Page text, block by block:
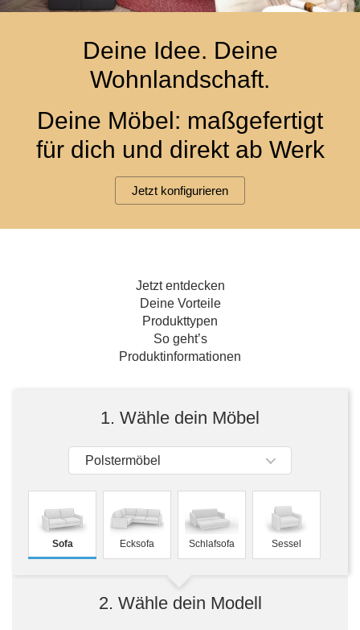
Schuhschrank
Hängeschrank
Hängeboard
TV-Möbel
Sideboard
Massivholz
Badregal
SpiegelschrankPolstermöbel
Sofa
Sessel
Hocker
Selection
Outdoorküche
der
Deine Idee. Deine
Wohnlandschaft.
Deine Möbel: maßgefertigt
für dich und direkt ab Werk
Jetzt konfigurieren
Jetzt entdecken
Deine Vorteile
Produkttypen
So geht’s
Produktinformationen
1. Wähle dein Möbel
Polstermöbel
Sofa Ecksofa Schlafsofa Sessel
2. Wähle dein Modell
Kommoden
Massivholz-Schränke & -Regale
Wandboards